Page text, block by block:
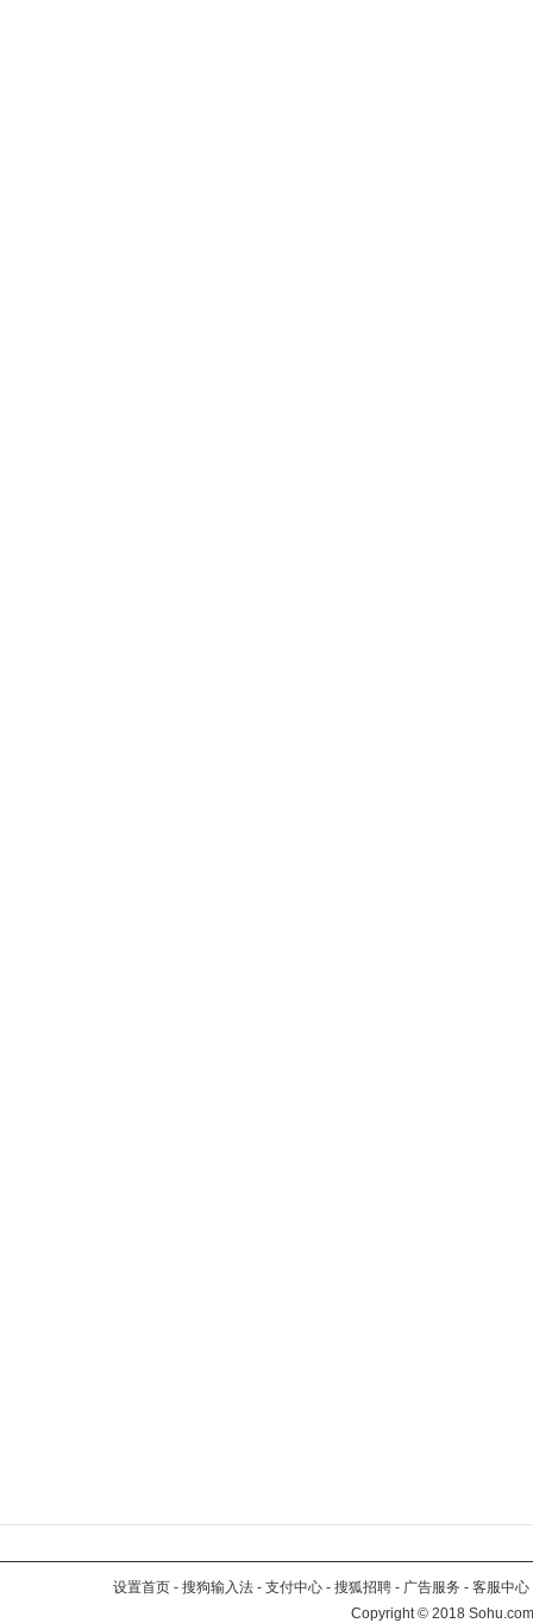
设置首页 - 搜狗输入法 - 支付中心 - 搜狐招聘 - 广告服务 - 客服中心
Copyright©2018